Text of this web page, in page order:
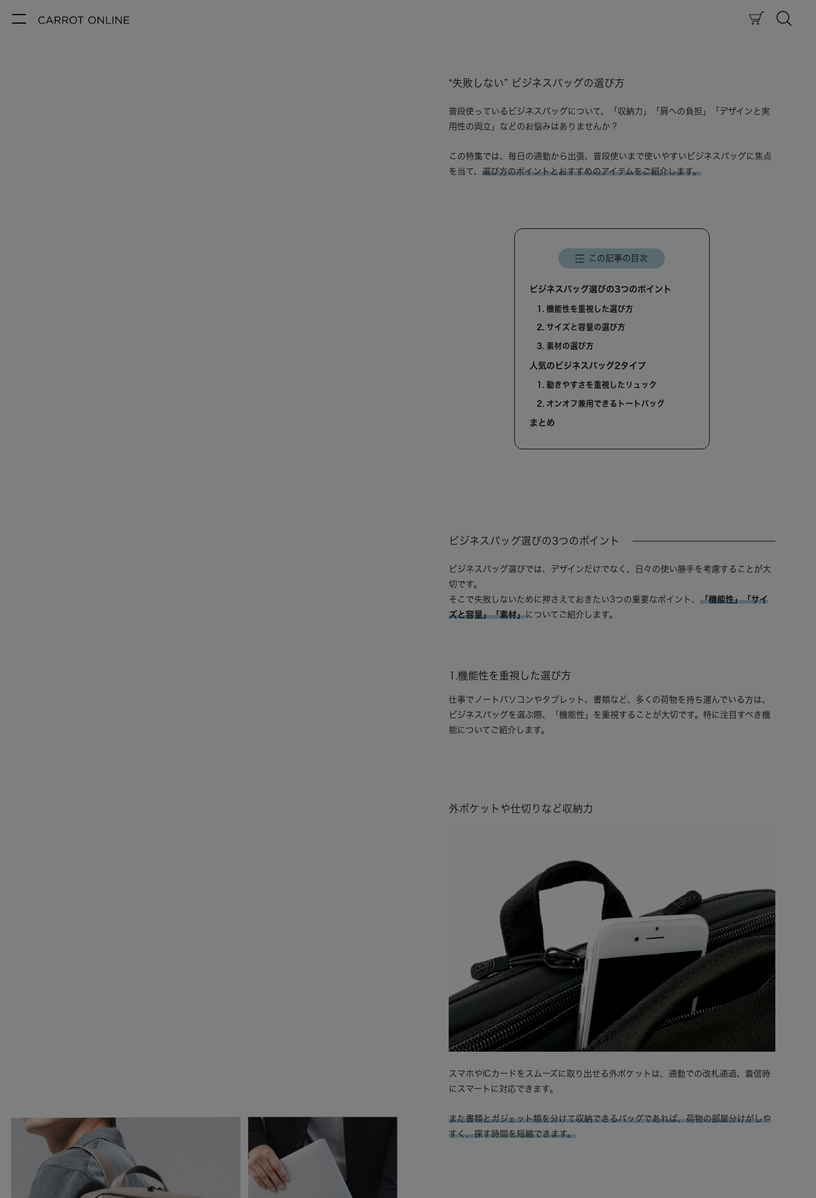
“失敗しない” ビジネスバッグの選び方
普段使っているビジネスバッグについて、「収納力」「肩への負担」「デザインと実
用性の両立」などのお悩みはありませんか？
この特集では、毎日の通勤から出張、普段使いまで使いやすいビジネスバッグに焦点
を当て、選び方のポイントとおすすめのアイテムをご紹介します。
この記事の目次
ビジネスバッグ選びの3つのポイント
機能性を重視した選び方
サイズと容量の選び方
素材の選び方
人気のビジネスバッグ2タイプ
動きやすさを重視したリュック
オンオフ兼用できるトートバッグ
まとめ
ビジネスバッグ選びの3つのポイント
ビジネスバッグ選びでは、デザインだけでなく、日々の使い勝手を考慮することが大
切です。
そこで失敗しないために押さえておきたい3つの重要なポイント、「機能性」「サイ
ズと容量」「素材」についてご紹介します。
1.機能性を重視した選び方
仕事でノートパソコンやタブレット、書類など、多くの荷物を持ち運んでいる方は、
ビジネスバッグを選ぶ際、「機能性」を重視することが大切です。特に注目すべき機
能についてご紹介します。
外ポケットや仕切りなど収納力
スマホやICカードをスムーズに取り出せる外ポケットは、通勤での改札通過、着信時
にスマートに対応できます。
また書類とガジェット類を分けて収納できるバッグであれば、荷物の部屋分けがしや
すく、探す時間を短縮できます。